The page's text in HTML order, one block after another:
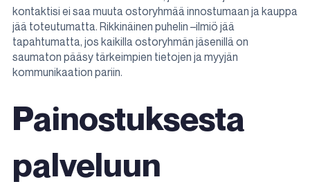
kontaktisi ei saa muuta ostoryhmää innostumaan ja kauppa
jää toteutumatta. Rikkinäinen puhelin –ilmiö jää
tapahtumatta, jos kaikilla ostoryhmän jäsenillä on
saumaton pääsy tärkeimpien tietojen ja myyjän
kommunikaation pariin.
Painostuksesta
palveluun